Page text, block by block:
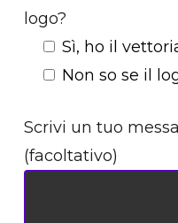
logo?
Sì, ho il
Non so se il
Scrivi un tuo
(facoltativo)